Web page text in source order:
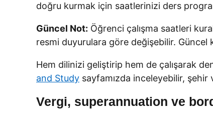
doğru kurmak için saatlerinizi ders
Güncel Not: Öğrenci çalışma saatleri
resmi duyurulara göre değişebilir.
Hem dilinizi geliştirip hem de çalışarak
and Study sayfamızda inceleyebilir,
Vergi, superannuation ve